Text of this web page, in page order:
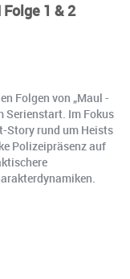
1 & 2
Folgen von „Maul -
Serienstart. Im Fokus
Story rund um Heists
Polizeipräsenz auf